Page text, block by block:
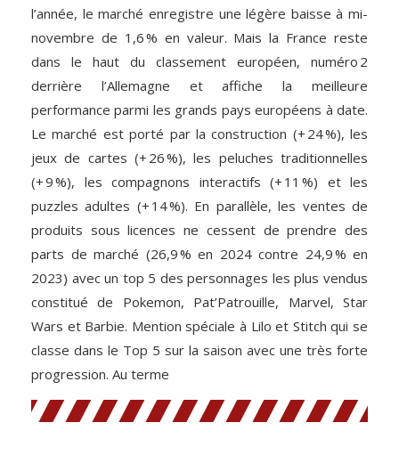
l’année, le marché enregistre une légère baisse à mi-
novembre de 1,6 % en valeur. Mais la France reste
dans le haut du classement européen, numéro 2
derrière l’Allemagne et affiche la meilleure
performance parmi les grands pays européens à date.
Le marché est porté par la construction (+ 24 %), les
jeux de cartes (+ 26 %), les peluches traditionnelles
(+ 9 %), les compagnons interactifs (+ 11 %) et les
puzzles adultes (+ 14 %). En parallèle, les ventes de
produits sous licences ne cessent de prendre des
parts de marché (26,9 % en 2024 contre 24,9 % en
2023) avec un top 5 des personnages les plus vendus
constitué de Pokemon, Pat’Patrouille, Marvel, Star
Wars et Barbie. Mention spéciale à Lilo et Stitch qui se
classe dans le Top 5 sur la saison avec une très forte
progression. Au terme